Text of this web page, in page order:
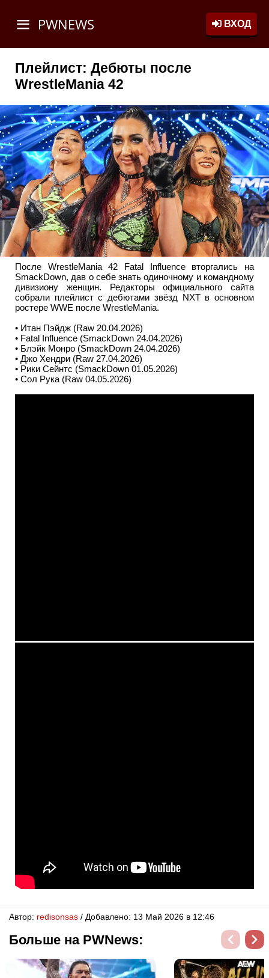
PWNEWS ВХОД
Плейлист: Дебюты после
WrestleMania 42
После WrestleMania 42 Fatal Influence вторгались на
SmackDown, дав о себе знать одиночному и командному
дивизиону женщин. Редакторы официального сайта
собрали плейлист с дебютами звёзд NXT в основном
ростере WWE после WrestleMania.
• Итан Пэйдж (Raw 20.04.2026)
• Fatal Influence (SmackDown 24.04.2026)
• Блэйк Монро (SmackDown 24.04.2026)
• Джо Хендри (Raw 27.04.2026)
• Рики Сейнтс (SmackDown 01.05.2026)
• Сол Рука (Raw 04.05.2026)
Автор: redisonsas / Добавлено: 13 Май 2026 в 12:46
Больше на PWNews: